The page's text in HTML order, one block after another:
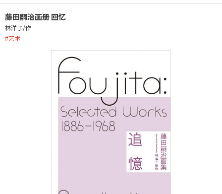
藤田嗣治画册 回忆
林洋子/作
#艺术